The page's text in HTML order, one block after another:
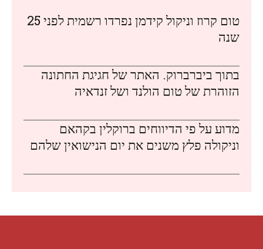
טום קרוז וניקול קידמן נפרדו רשמית לפני 25
שנה
בתוך ביברברוק. האתר של חגיגת החתונה
הזוהרת של טום הולנד ושל זנדאיה
מדוע על פי הדיווחים ברוקלין בקהאם
וניקולה פלץ משנים את יום הנישואין שלהם